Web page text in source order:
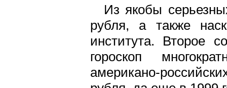
Из якобы
рубля, а также
института. Второе
гороскоп
американо-